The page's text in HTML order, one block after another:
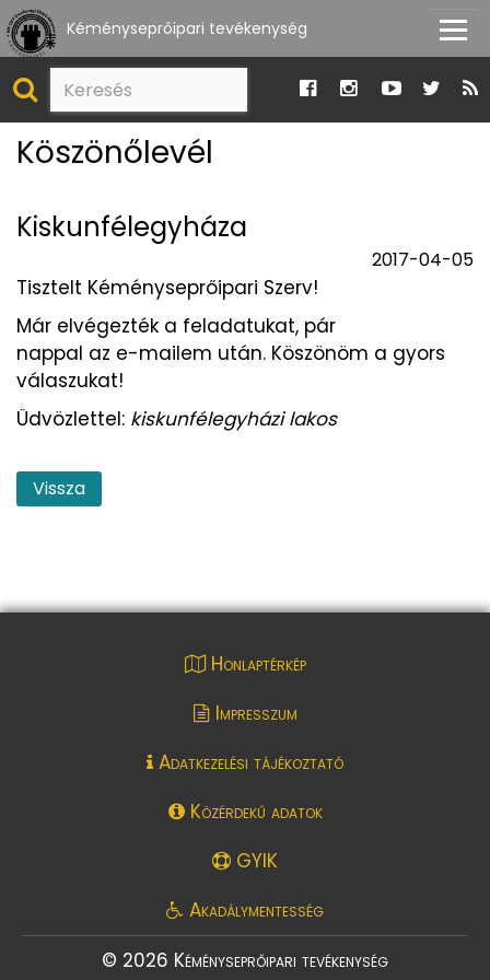
Kéményseprőipari tevékenység
Köszönőlevél
Kiskunfélegyháza
2017-04-05
Tisztelt Kéményseprőipari Szerv!
Már elvégezték a feladatukat, pár
nappal az e-mailem után. Köszönöm a gyors
válaszukat!
Üdvözlettel: kiskunfélegyházi lakos
Vissza
Honlaptérkép
Impresszum
Adatkezelési tájékoztató
Közérdekű adatok
GYIK
Akadálymentesség
© 2026 Kéményseprőipari tevékenység